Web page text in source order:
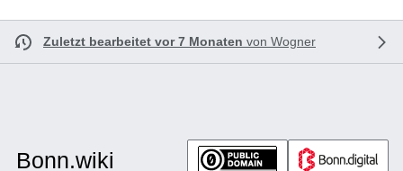
Zuletzt bearbeitet vor 7 Monaten von Wogner